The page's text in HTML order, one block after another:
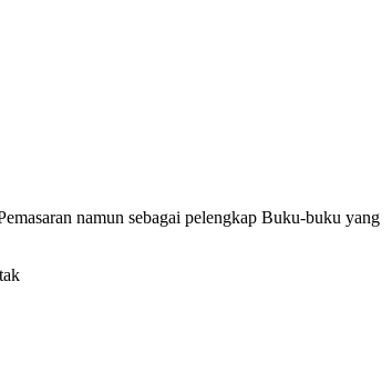
namun sebagai pelengkap Buku-buku yang